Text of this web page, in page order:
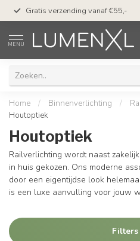
Gratis verzending vanaf €55,-
MENU
Home / Binnenverlichting /
Houtoptiek
Houtoptiek
Railverlichting wordt naast
in huis gekozen. Ons moderne
door een eigentijdse look
is een luxe aanvulling voor jouw
Filters